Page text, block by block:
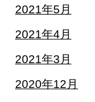
2021年5月
2021年4月
2021年3月
2020年12月